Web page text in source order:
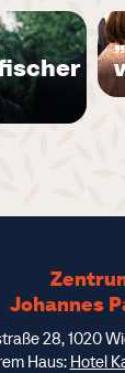
Johannes
28, 1020
Haus: Hotel